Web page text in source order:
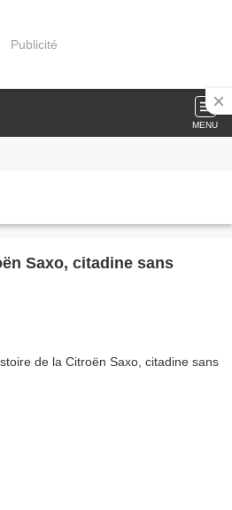
Publicité
MENU
Saxo, citadine sans